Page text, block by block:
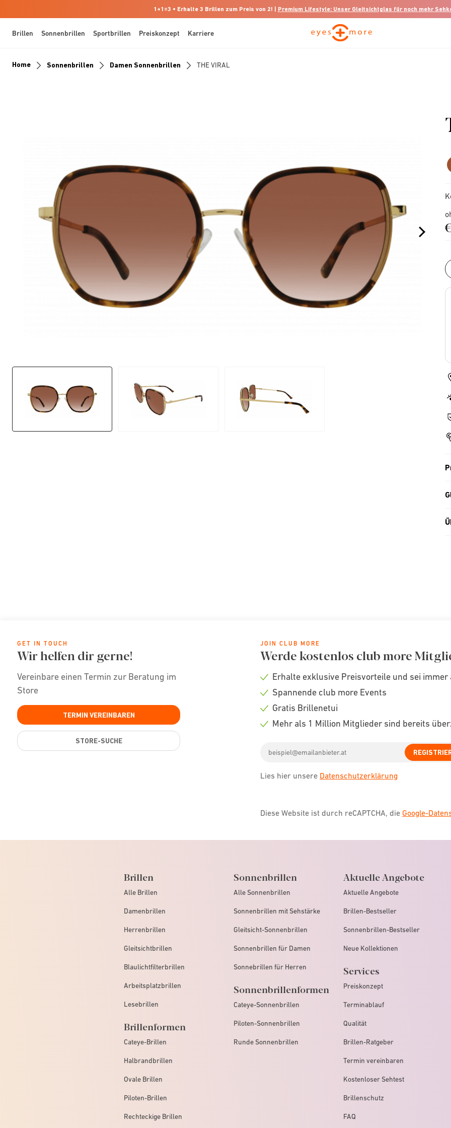
1+1=3 • Erhalte 3 Brillen zum Preis von 2! | Premium Lifestyle: Unser Gleitsichtglas für noch mehr
Brillen Sonnenbrillen Sportbrillen Preiskonzept Karriere
Home Sonnenbrillen Damen Sonnenbrillen THE VIRAL
GET IN TOUCH
Wir helfen dir gerne!
Vereinbare einen Termin zur Beratung im
Store
TERMIN VEREINBAREN
STORE-SUCHE
JOIN CLUB MORE
Werde kostenlos club more
Check
Erhalte exklusive Preisvorteile und sei
Check
Spannende club more Events
Check
Gratis Brillenetui
Mehr als 1 Million Mitglieder sind bereits
address
Lies hier unsere Datenschutzerklärung
Diese Website ist durch reCAPTCHA, die Google-
Brillen
Alle Brillen
Damenbrillen
Herrenbrillen
Gleitsichtbrillen
Blaulichtfilterbrillen
Arbeitsplatzbrillen
Lesebrillen
Brillenformen
Cateye-Brillen
Halbrandbrillen
Ovale Brillen
Piloten-Brillen
Rechteckige Brillen
Sonnenbrillen
Alle Sonnenbrillen
Sonnenbrillen mit Sehstärke
Gleitsicht-Sonnenbrillen
Sonnenbrillen für Damen
Sonnebrillen für Herren
Sonnenbrillenformen
Cateye-Sonnenbrillen
Piloten-Sonnenbrillen
Runde Sonnenbrillen
Aktuelle Angebote
Aktuelle Angebote
Brillen-Bestseller
Sonnenbrillen-Bestseller
Neue Kollektionen
Services
Preiskonzept
Terminablauf
Qualität
Brillen-Ratgeber
Termin vereinbaren
Kostenloser Sehtest
Brillenschutz
FAQ